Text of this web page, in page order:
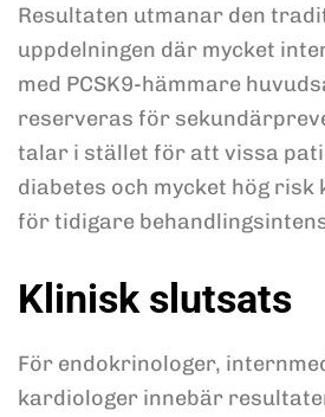
Resultaten utmanar den
uppdelningen där mycket
med PCSK9-hämmare
reserveras för
talar i stället för att vissa
diabetes och mycket hög risk
för tidigare
Klinisk slutsats
För endokrinologer,
kardiologer innebär